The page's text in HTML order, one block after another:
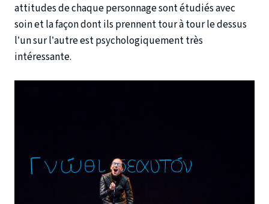
attitudes de chaque personnage sont étudiés avec
soin et la façon dont ils prennent tour à tour le dessus
l’un sur l’autre est psychologiquement très
intéressante.